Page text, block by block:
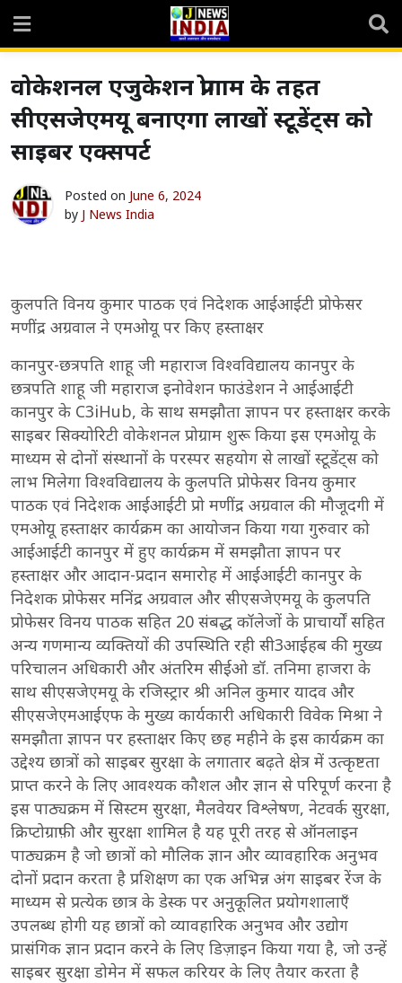
content
वोकेशनल एजुकेशन प्रोगाम के तहत
सीएसजेएमयू बनाएगा लाखों स्टूडेंट्स को
साइबर एक्सपर्ट
Posted on June 6, 2024
by J News India
कुलपति विनय कुमार पाठक एवं निदेशक आईआईटी प्रोफेसर
मणींद्र अग्रवाल ने एमओयू पर किए हस्ताक्षर
कानपुर-छत्रपति शाहू जी महाराज विश्वविद्यालय कानपुर के
छत्रपति शाहू जी महाराज इनोवेशन फाउंडेशन ने आईआईटी
कानपुर के C3iHub, के साथ समझौता ज्ञापन पर हस्ताक्षर करके
साइबर सिक्योरिटी वोकेशनल प्रोग्राम शुरू किया इस एमओयू के
माध्यम से दोनों संस्थानों के परस्पर सहयोग से लाखों स्टूडेंट्स को
लाभ मिलेगा विश्वविद्यालय के कुलपति प्रोफेसर विनय कुमार
पाठक एवं निदेशक आईआईटी प्रो मणींद्र अग्रवाल की मौजूदगी में
एमओयू हस्ताक्षर कार्यक्रम का आयोजन किया गया गुरुवार को
आईआईटी कानपुर में हुए कार्यक्रम में समझौता ज्ञापन पर
हस्ताक्षर और आदान-प्रदान समारोह में आईआईटी कानपुर के
निदेशक प्रोफेसर मनिंद्र अग्रवाल और सीएसजेएमयू के कुलपति
प्रोफेसर विनय पाठक सहित 20 संबद्ध कॉलेजों के प्राचार्यों सहित
अन्य गणमान्य व्यक्तियों की उपस्थिति रही सी3आईहब की मुख्य
परिचालन अधिकारी और अंतरिम सीईओ डॉ. तनिमा हाजरा के
साथ सीएसजेएमयू के रजिस्ट्रार श्री अनिल कुमार यादव और
सीएसजेएमआईएफ के मुख्य कार्यकारी अधिकारी विवेक मिश्रा ने
समझौता ज्ञापन पर हस्ताक्षर किए छह महीने के इस कार्यक्रम का
उद्देश्य छात्रों को साइबर सुरक्षा के लगातार बढ़ते क्षेत्र में उत्कृष्टता
प्राप्त करने के लिए आवश्यक कौशल और ज्ञान से परिपूर्ण करना है
इस पाठ्यक्रम में सिस्टम सुरक्षा, मैलवेयर विश्लेषण, नेटवर्क सुरक्षा,
क्रिप्टोग्राफ़ी और सुरक्षा शामिल है यह पूरी तरह से ऑनलाइन
पाठ्यक्रम है जो छात्रों को मौलिक ज्ञान और व्यावहारिक अनुभव
दोनों प्रदान करता है प्रशिक्षण का एक अभिन्न अंग साइबर रेंज के
माध्यम से प्रत्येक छात्र के डेस्क पर अनुकूलित प्रयोगशालाएँ
उपलब्ध होगी यह छात्रों को व्यावहारिक अनुभव और उद्योग
प्रासंगिक ज्ञान प्रदान करने के लिए डिज़ाइन किया गया है, जो उन्हें
साइबर सुरक्षा डोमेन में सफल करियर के लिए तैयार करता है